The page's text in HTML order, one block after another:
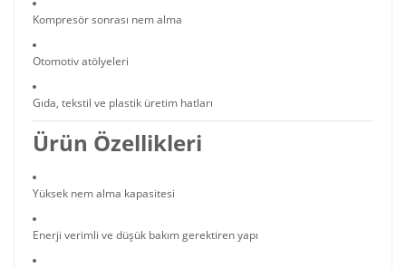
Kompresör sonrası nem alma
Otomotiv atölyeleri
Gıda, tekstil ve plastik üretim hatları
Ürün Özellikleri
Yüksek nem alma kapasitesi
Enerji verimli ve düşük bakım gerektiren yapı